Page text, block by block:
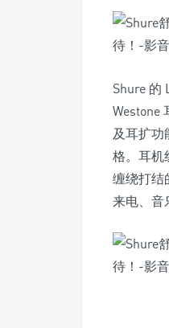
Shure 的
Westone
及耳扩
格。耳机
缠绕打结
来电、音